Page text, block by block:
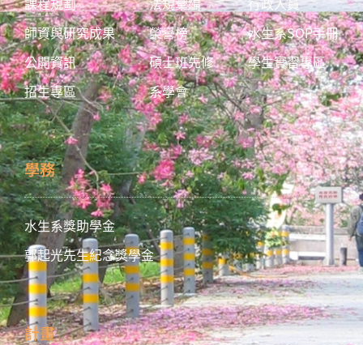
師資與研究成果
公開資訊
招生專區
榮譽榜
碩士班先修
系學會
水生系SOP手冊
學生實習專區
學務
水生系獎助學金
郭起光先生紀念獎學金
計畫